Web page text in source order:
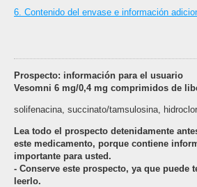
6. Contenido del envase e información
Prospecto: información para el usuario
Vesomni 6 mg/0,4 mg comprimidos de
solifenacina, succinato/tamsulosina,
Lea todo el prospecto detenidamente
este medicamento, porque contiene
importante para usted.
- Conserve este prospecto, ya que puede
leerlo.